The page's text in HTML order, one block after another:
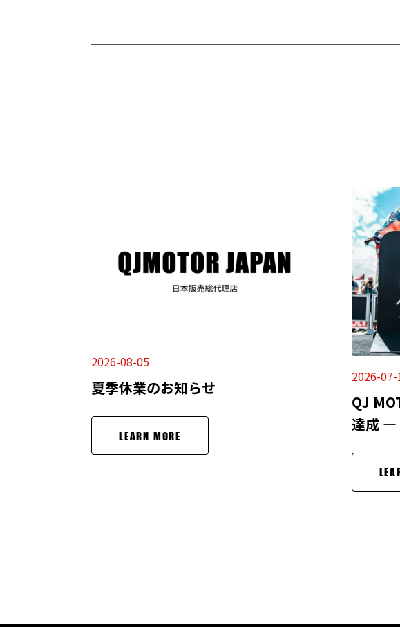
2026-08-05
夏季休業のお知らせ
LEARN MORE
2026-07-
QJ
達成 ―